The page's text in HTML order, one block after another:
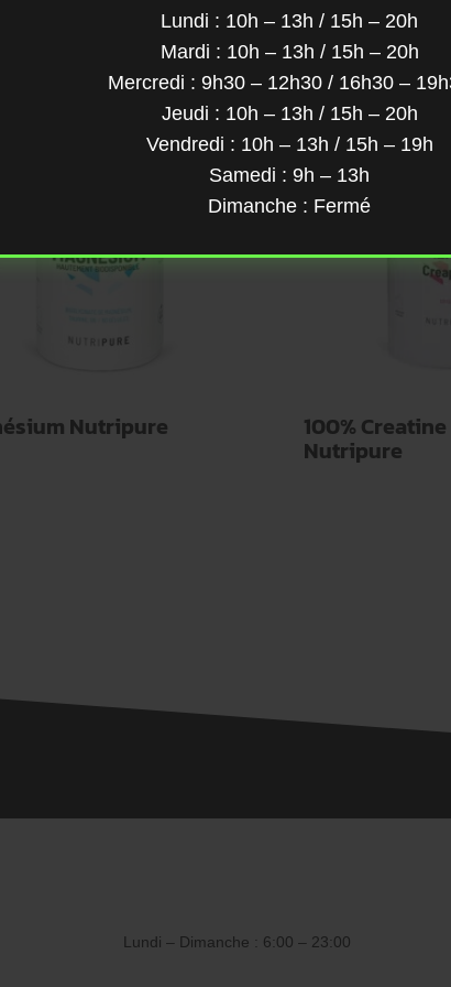
Nutripure 100%
Nutripure
Lundi – Dimanche : 6:00 – 23:00
Lundi : 10h – 13h / 15h – 20h
Mardi : 10h – 13h / 15h – 20h
Mercredi : 9h30 – 12h30 / 16h30 –
Jeudi : 10h – 13h / 15h – 20h
Vendredi : 10h – 13h / 15h – 19h
Samedi : 9h – 13h
Dimanche : Fermé